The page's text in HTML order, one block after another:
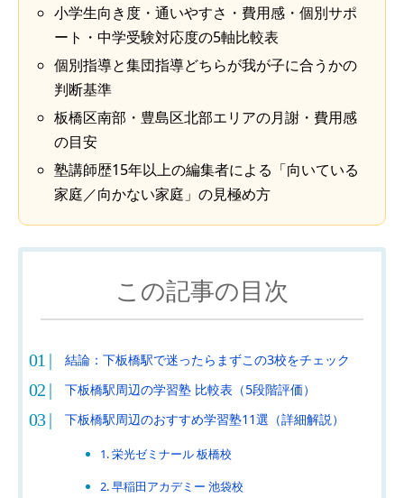
小学生向き度・通いやすさ・費用感・個別サポ
ート・中学受験対応度の5軸比較表
個別指導と集団指導どちらが我が子に合うかの
判断基準
板橋区南部・豊島区北部エリアの月謝・費用感
の目安
塾講師歴15年以上の編集者による「向いている
家庭／向かない家庭」の見極め方
この記事の目次
結論：下板橋駅で迷ったらまずこの3校をチェック
下板橋駅周辺の学習塾 比較表（5段階評価）
下板橋駅周辺のおすすめ学習塾11選（詳細解説）
1. 栄光ゼミナール 板橋校
2. 早稲田アカデミー 池袋校